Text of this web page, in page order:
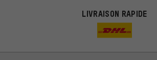
LIVRAISON RAPIDE